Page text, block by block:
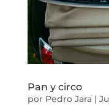
Pan y circo
por Pedro Jara|